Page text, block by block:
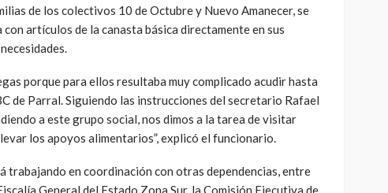
de los colectivos 10 de Octubre y Nuevo Amanecer, se
artículos de la canasta básica directamente en sus
porque para ellos resultaba muy complicado acudir hasta
de Parral. Siguiendo las instrucciones del secretario Rafael
a este grupo social, nos dimos a la tarea de visitar
los apoyos alimentarios”, explicó el funcionario.
trabajando en coordinación con otras dependencias, entre
General del Estado Zona Sur, la Comisión Ejecutiva de